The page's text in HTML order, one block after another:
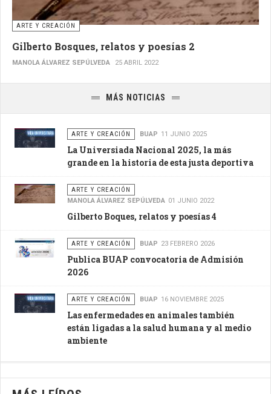
ARTE Y CREACIÓN
Gilberto Bosques, relatos y poesías 2
MANOLA ÁLVAREZ SEPÚLVEDA 25 ABRIL 2022
MÁS NOTICIAS
ARTE Y CREACIÓN BUAP 11 JUNIO 2025
La Universiada Nacional 2025, la más
grande en la historia de esta justa deportiva
ARTE Y CREACIÓN
MANOLA ÁLVAREZ SEPÚLVEDA 01 JUNIO 2022
Gilberto Boques, relatos y poesías 4
ARTE Y CREACIÓN BUAP 23 FEBRERO 2026
Publica BUAP convocatoria de Admisión
2026
ARTE Y CREACIÓN BUAP 16 NOVIEMBRE 2025
Las enfermedades en animales también
están ligadas a la salud humana y al medio
ambiente